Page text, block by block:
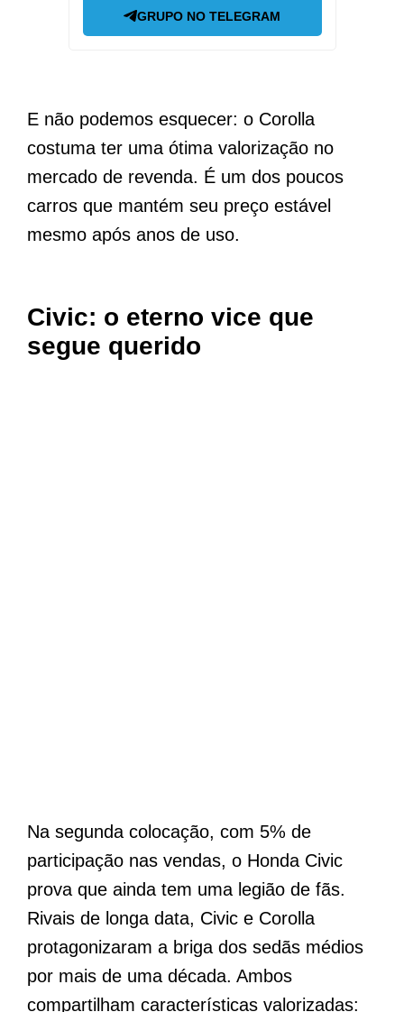
GRUPO NO TELEGRAM
E não podemos esquecer: o Corolla
costuma ter uma ótima valorização no
mercado de revenda. É um dos poucos
carros que mantém seu preço estável
mesmo após anos de uso.
Civic: o eterno vice que
segue querido
Na segunda colocação, com 5% de
participação nas vendas, o Honda Civic
prova que ainda tem uma legião de fãs.
Rivais de longa data, Civic e Corolla
protagonizaram a briga dos sedãs médios
por mais de uma década. Ambos
compartilham características valorizadas: